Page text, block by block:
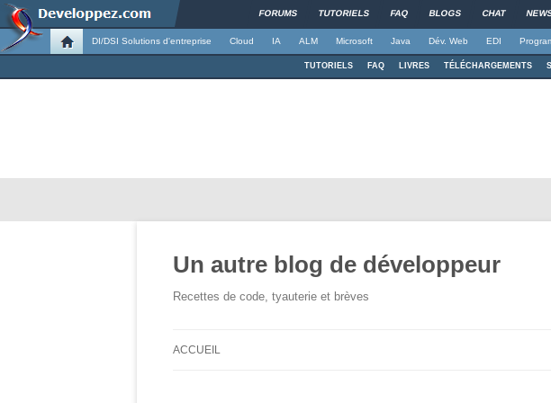
FORUMS TUTORIELS FAQ BLOGS CHAT
DI/DSI Solutions d'entreprise Cloud IA ALM Microsoft Java Dév. Web EDI
TUTORIELS FAQ LIVRES TÉLÉCHARGEMENTS
Un autre blog de développeur
Recettes de code, tyauterie et brèves
ACCUEIL